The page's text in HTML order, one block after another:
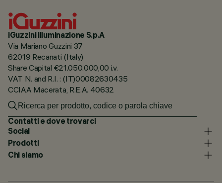
iGuzzini illuminazione S.p.A
Via Mariano Guzzini 37
62019 Recanati (Italy)
Share Capital €21.050.000,00 i.v.
VAT N. and R.I. : (IT)00082630435
CCIAA Macerata, R.E.A. 40632
Contatti e dove trovarci
Social
Prodotti
Chi siamo